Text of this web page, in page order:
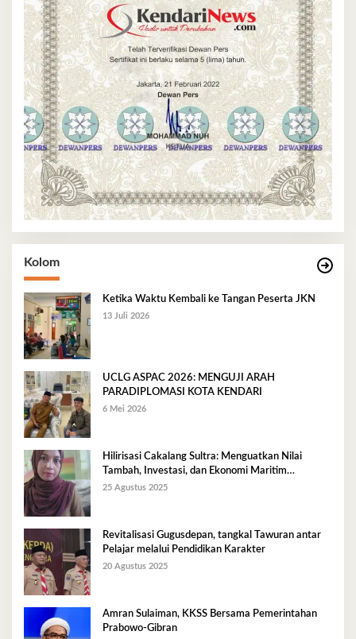
Kolom
Ketika Waktu Kembali ke Tangan Peserta JKN
13 Juli 2026
UCLG ASPAC 2026: MENGUJI ARAH
PARADIPLOMASI KOTA KENDARI
6 Mei 2026
Hilirisasi Cakalang Sultra: Menguatkan Nilai
Tambah, Investasi, dan Ekonomi Maritim
Berkelanjutan
25 Agustus 2025
Revitalisasi Gugusdepan, tangkal Tawuran antar
Pelajar melalui Pendidikan Karakter
20 Agustus 2025
Amran Sulaiman, KKSS Bersama Pemerintahan
Prabowo-Gibran